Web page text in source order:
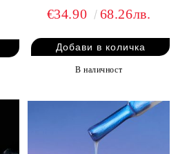
€34.90 68.26лв.
В наличност